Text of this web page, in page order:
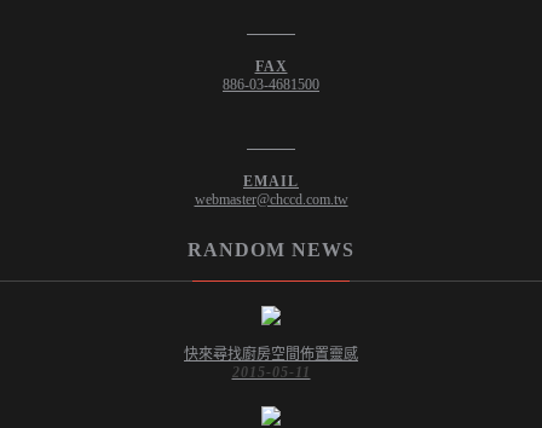
FAX
886-03-4681500
EMAIL
webmaster@chccd.com.tw
RANDOM NEWS
快來尋找廚房空間佈置靈感
2015-05-11